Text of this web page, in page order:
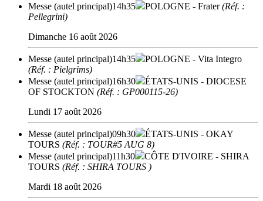
Messe (autel principal)14h35 POLOGNE - Frater (Réf. :
Pellegrini)
Dimanche 16 août 2026
Messe (autel principal)14h35 POLOGNE - Vita Integro
(Réf. : Pielgrims)
Messe (autel principal)16h30 ÉTATS-UNIS - DIOCESE
OF STOCKTON (Réf. : GP000115-26)
Lundi 17 août 2026
Messe (autel principal)09h30 ÉTATS-UNIS - OKAY
TOURS (Réf. : TOUR#5 AUG 8)
Messe (autel principal)11h30 CÔTE D'IVOIRE - SHIRA
TOURS (Réf. : SHIRA TOURS )
Mardi 18 août 2026